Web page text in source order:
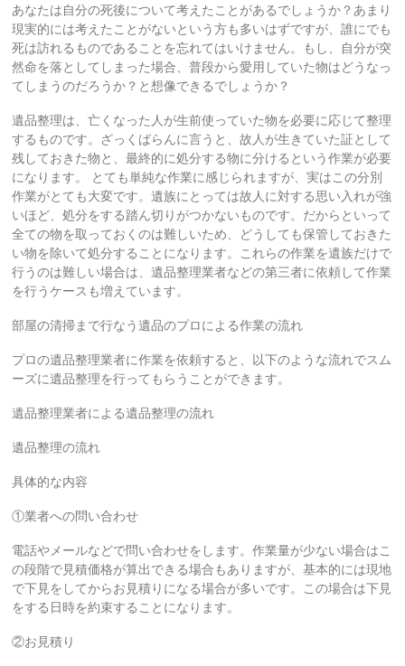
掃
除・
遺
品
整
不
用
品
回
収・
ミ
屋
敷・
処
分・
引
越
あなたは自分の死後について考えたことがあるでしょうか？あまり
現実的には考えたことがないという方も多いはずですが、誰にでも
死は訪れるものであることを忘れてはいけません。もし、自分が突
然命を落としてしまった場合、普段から愛用していた物はどうなっ
てしまうのだろうか？と想像できるでしょうか？
遺品整理は、亡くなった人が生前使っていた物を必要に応じて整理
するものです。ざっくばらんに言うと、故人が生きていた証として
残しておきた物と、最終的に処分する物に分けるという作業が必要
になります。 とても単純な作業に感じられますが、実はこの分別
作業がとても大変です。遺族にとっては故人に対する思い入れが強
いほど、処分をする踏ん切りがつかないものです。だからといって
全ての物を取っておくのは難しいため、どうしても保管しておきた
い物を除いて処分することになります。これらの作業を遺族だけで
行うのは難しい場合は、遺品整理業者などの第三者に依頼して作業
を行うケースも増えています。
部屋の清掃まで行なう遺品のプロによる作業の流れ
プロの遺品整理業者に作業を依頼すると、以下のような流れでスム
ーズに遺品整理を行ってもらうことができます。
遺品整理業者による遺品整理の流れ
遺品整理の流れ
具体的な内容
①業者への問い合わせ
電話やメールなどで問い合わせをします。作業量が少ない場合はこ
の段階で見積価格が算出できる場合もありますが、基本的には現地
で下見をしてからお見積りになる場合が多いです。この場合は下見
をする日時を約束することになります。
②お見積り